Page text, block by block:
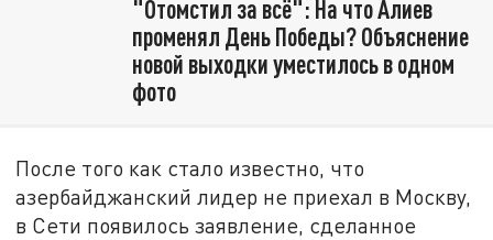
"Отомстил за всё": На что Алиев
променял День Победы? Объяснение
новой выходки уместилось в одном
фото
После того как стало известно, что
азербайджанский лидер не приехал в Москву,
в Сети появилось заявление, сделанное